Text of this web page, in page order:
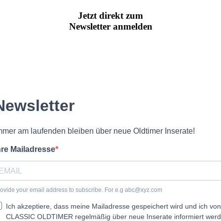
Jetzt direkt zum
Newsletter anmelden